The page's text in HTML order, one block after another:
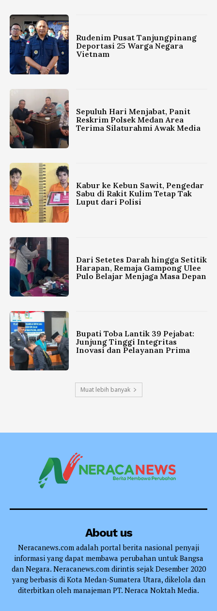
Rudenim Pusat Tanjungpinang
Deportasi 25 Warga Negara
Vietnam
Sepuluh Hari Menjabat, Panit
Reskrim Polsek Medan Area
Terima Silaturahmi Awak Media
Kabur ke Kebun Sawit, Pengedar
Sabu di Rakit Kulim Tetap Tak
Luput dari Polisi
Dari Setetes Darah hingga Setitik
Harapan, Remaja Gampong Ulee
Pulo Belajar Menjaga Masa Depan
Bupati Toba Lantik 39 Pejabat:
Junjung Tinggi Integritas
Inovasi dan Pelayanan Prima
Muat lebih banyak
About us
Neracanews.com adalah portal berita nasional penyaji
informasi yang dapat membawa perubahan untuk Bangsa
dan Negara. Neracanews.com dirintis sejak Desember 2020
yang berbasis di Kota Medan-Sumatera Utara, dikelola dan
diterbitkan oleh manajeman PT. Neraca Noktah Media.